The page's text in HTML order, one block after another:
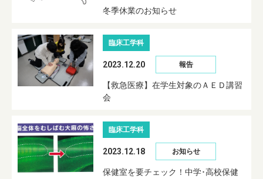
冬季休業のお知らせ
2023.12.20 報告
臨床工学科
【救急医療】在学生対象のＡＥＤ講習
会
2023.12.18 お知らせ
臨床工学科
保健室を要チェック！中学･高校保健